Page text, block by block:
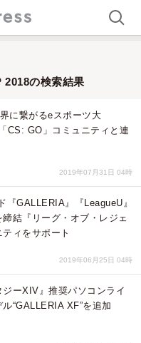
の検索結果
に繋がるeスポーツ大
CS: GO」コミュニティと連
2019年07月31日 04時
『GALLERIA』『LeagueU』
結『リーグ・オブ・レジェ
ィをサポート
2019年06月25日 04時
ジーXIV』推奨パソコンライ
“GALLERIA XF”を追加